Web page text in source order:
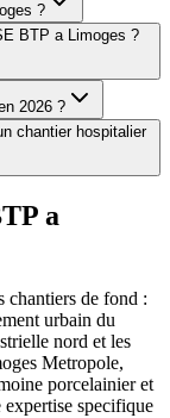
?
BTP a Limoges ?
2026 ?
chantier hospitalier
a
chantiers de fond :
urbain du
nord et les
Metropole,
porcelainier et
specifique